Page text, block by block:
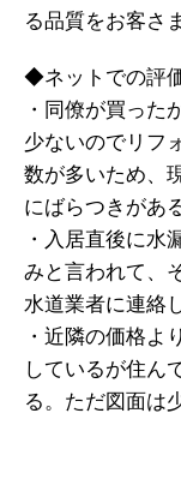
る品質をお客さ
◆ネットでの評
・同僚が買った
少ないのでリフ
数が多いため、
にばらつきがあ
・入居直後に水
みと言われて、
水道業者に連絡
・近隣の価格よ
しているが住ん
る。ただ図面は